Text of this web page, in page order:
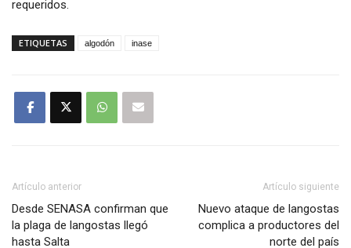
requeridos.
ETIQUETAS algodón inase
Artículo anterior
Desde SENASA confirman que
la plaga de langostas llegó
hasta Salta
Artículo siguiente
Nuevo ataque de langostas
complica a productores del
norte del país